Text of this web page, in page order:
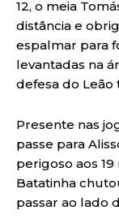
12, o meia
distância e
espalmar para
levantadas na
defesa do Leão
Presente nas
passe para
perigoso aos
Batatinha
passar ao lado